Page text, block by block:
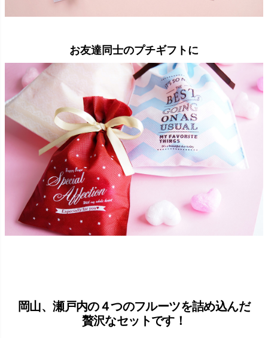
お友達同士のプチギフトに
岡山、瀬戸内の４つのフルーツを詰め込んだ
贅沢なセットです！